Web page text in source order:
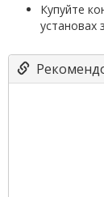
Купуйте
установах